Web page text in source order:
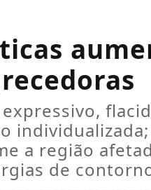
a região
de